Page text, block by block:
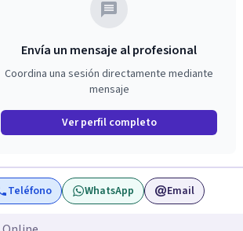
Envía un mensaje al profesional
Coordina una sesión directamente mediante
mensaje
Ver perfil completo
Teléfono WhatsApp Email